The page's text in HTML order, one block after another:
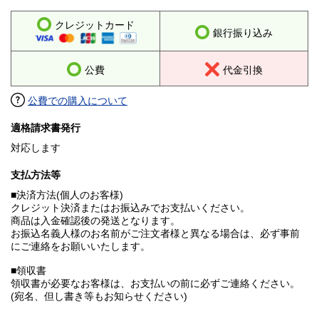
クレジットカード
銀行振り込み
公費 代金引換
公費での購入について
適格請求書発行
対応します
支払方法等
■決済方法(個人のお客様)
クレジット決済またはお振込みでお支払いください。
商品は入金確認後の発送となります。
お振込名義人様のお名前がご注文者様と異なる場合は、必ず事前
にご連絡をお願いいたします。
■領収書
領収書が必要なお客様は、お支払いの前に必ずご連絡ください。
(宛名、但し書き等もお知らせください)